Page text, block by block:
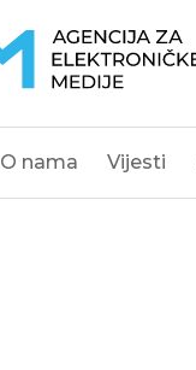
O nama Vijesti